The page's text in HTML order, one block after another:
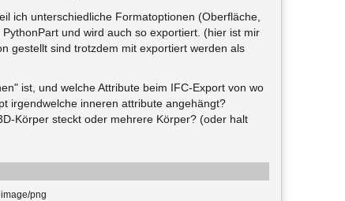
ich unterschiedliche Formatoptionen (Oberfläche,
und wird auch so exportiert. (hier ist mir
gestellt sind trotzdem mit exportiert werden als
ist, und welche Attribute beim IFC-Export von wo
irgendwelche inneren attribute angehängt?
Körper steckt oder mehrere Körper? (oder halt
png